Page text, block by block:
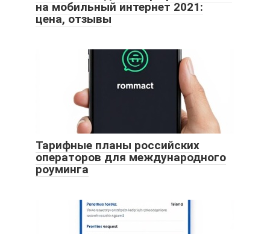
на мобильный интернет 2021:
цена, отзывы
Тарифные планы российских
операторов для международного
роуминга